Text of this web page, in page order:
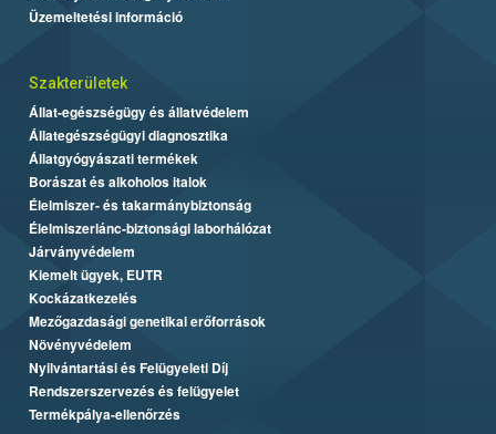
Üzemeltetési információ
Szakterületek
Állat-egészségügy és állatvédelem
Állategészségügyi diagnosztika
Állatgyógyászati termékek
Borászat és alkoholos italok
Élelmiszer- és takarmánybiztonság
Élelmiszerlánc-biztonsági laborhálózat
Járványvédelem
Kiemelt ügyek, EUTR
Kockázatkezelés
Mezőgazdasági genetikai erőforrások
Növényvédelem
Nyilvántartási és Felügyeleti Díj
Rendszerszervezés és felügyelet
Termékpálya-ellenőrzés